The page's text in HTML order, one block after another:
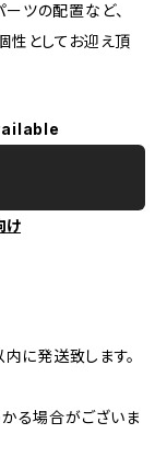
ツの配置など、
性としてお迎え頂
け
に発送致します。
る場合がございま